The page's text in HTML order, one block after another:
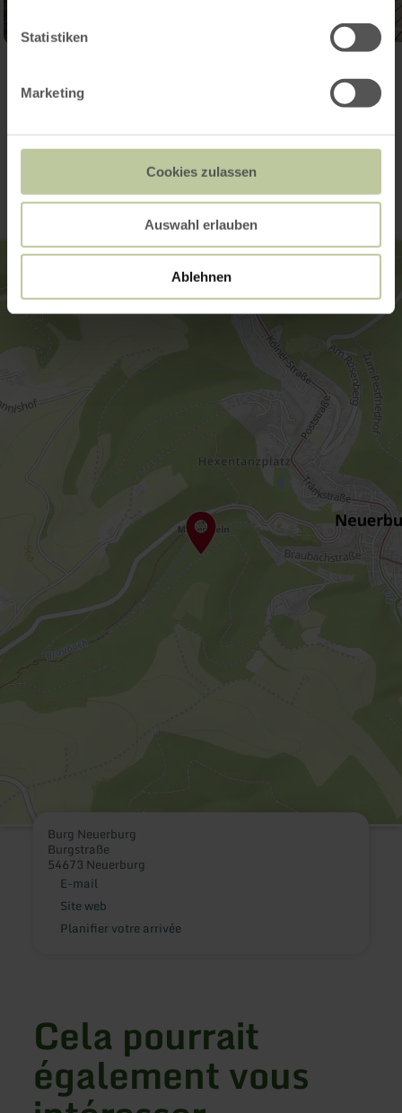
Statistiken
Marketing
Cookies zulassen
Auswahl erlauben
Ablehnen
Contact
Burg Neuerburg
Burgstraße
54673 Neuerburg
E-mail
Site web
Planifier votre arrivée
Cela pourrait
également vous